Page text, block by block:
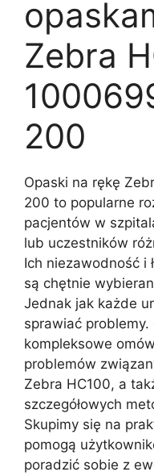
Zebra
200
Opaski na rękę
200 to popularne
pacjentów w
lub uczestników
Ich niezawodność i
są chętnie
Jednak jak każde
sprawiać problemy.
kompleksowe
problemów
Zebra HC100, a
szczegółowych
Skupimy się na
pomogą
poradzić sobie z